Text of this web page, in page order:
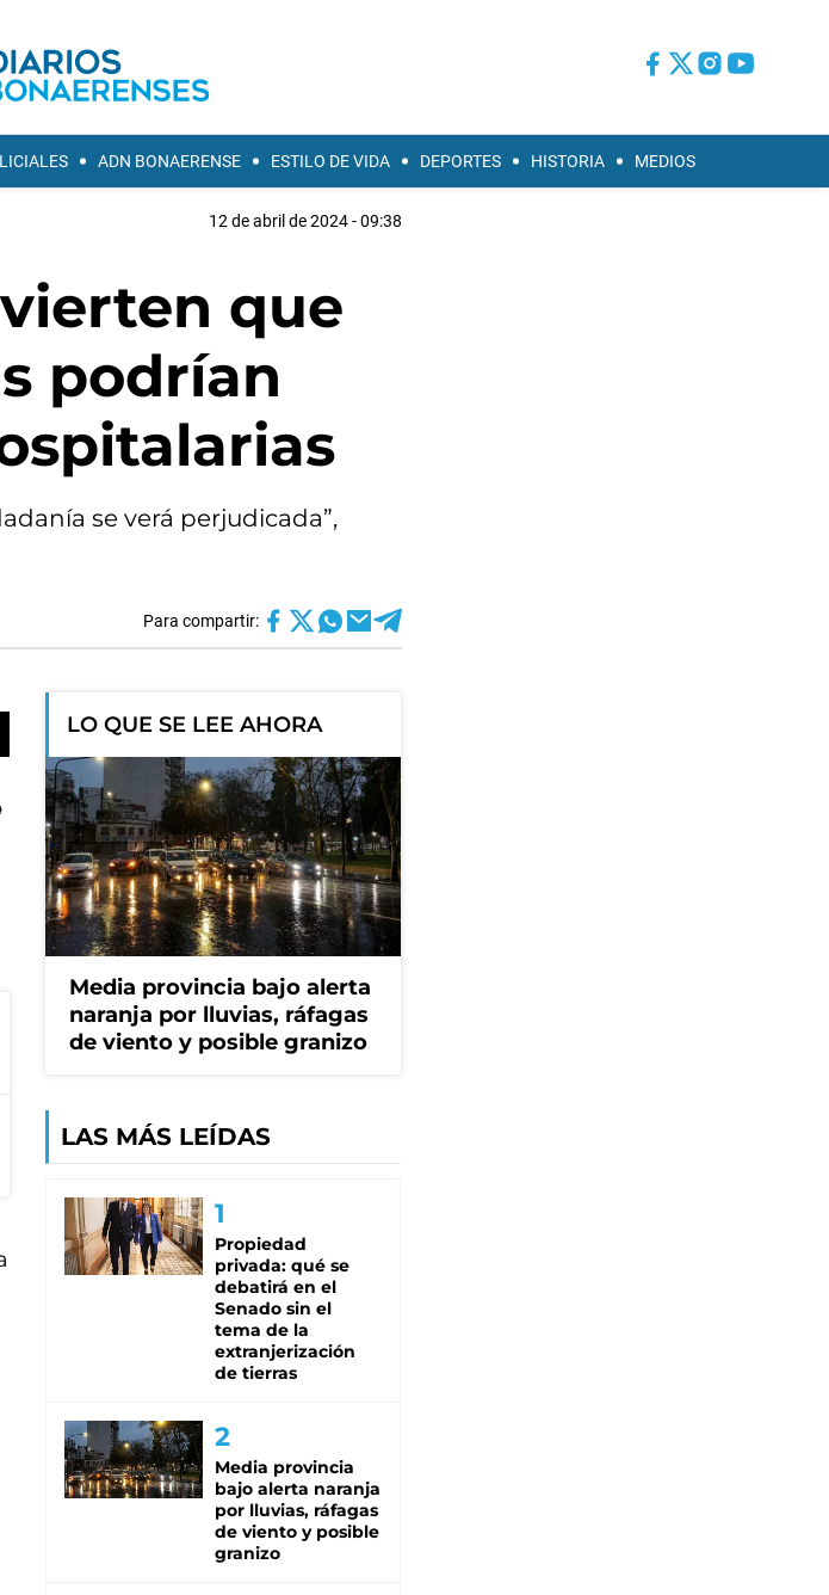
ADN BONAERENSE ESTILO DE VIDA DEPORTES HISTORIA MEDIOS
12 de abril de 2024 - 09:38
que
podrían
se verá perjudicada”,
Para compartir:
LO QUE SE LEE AHORA
Media provincia bajo alerta
naranja por lluvias, ráfagas
de viento y posible granizo
LAS MÁS LEÍDAS
Propiedad
privada: qué se
debatirá en el
Senado sin el
tema de la
extranjerización
de tierras
Media provincia
bajo alerta naranja
por lluvias, ráfagas
de viento y posible
granizo